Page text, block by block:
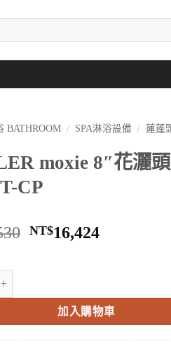
BATHROOM / SPA淋浴設備 / 蓮蓬
moxie 8″花灑
CP
原
NT$20,530。
NT$16,424目
加入購物車